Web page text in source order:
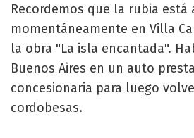
Recordemos que la rubia está
momentáneamente en Villa
la obra "La isla encantada".
Buenos Aires en un auto
concesionaria para luego
cordobesas.